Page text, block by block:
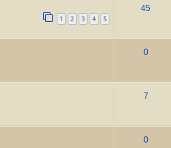
1 2 3 4 5
45
0
7
0